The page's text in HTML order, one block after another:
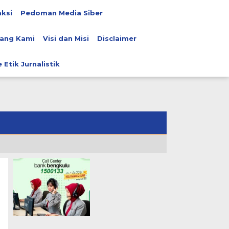
Pedoman Media Siber
Kami Visi dan Misi Disclaimer
Etik Jurnalistik